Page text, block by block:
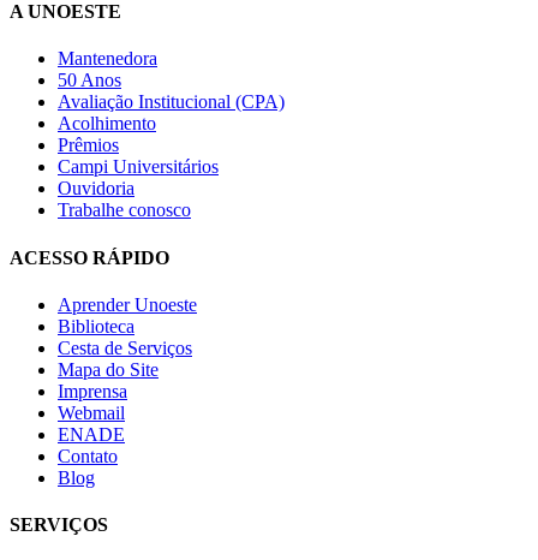
A UNOESTE
Mantenedora
50 Anos
Avaliação Institucional (CPA)
Acolhimento
Prêmios
Campi Universitários
Ouvidoria
Trabalhe conosco
ACESSO RÁPIDO
Aprender Unoeste
Biblioteca
Cesta de Serviços
Mapa do Site
Imprensa
Webmail
ENADE
Contato
Blog
SERVIÇOS